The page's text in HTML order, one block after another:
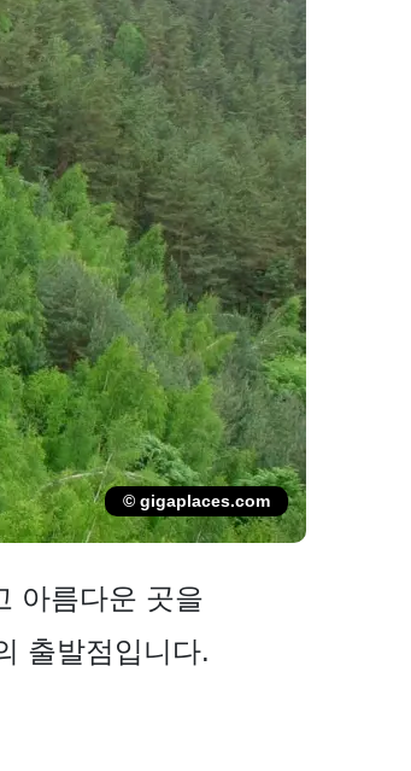
© gigaplaces.com
아름다운 곳을
출발점입니다.